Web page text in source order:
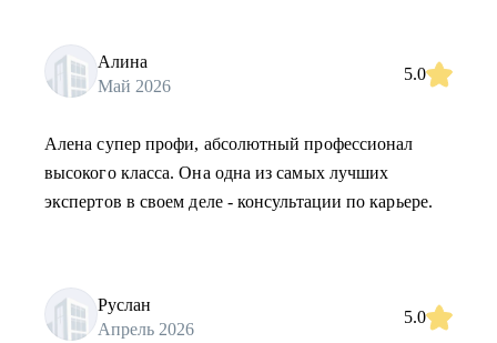
Алина
Май 2026
5.0
Алена супер профи, абсолютный профессионал
высокого класса. Она одна из самых лучших
экспертов в своем деле - консультации по карьере.
Руслан
Апрель 2026
5.0